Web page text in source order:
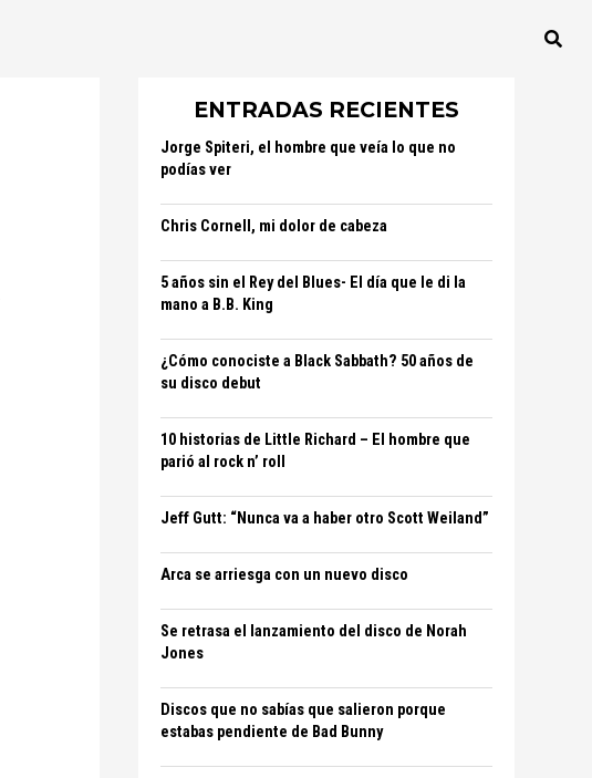
ENTRADAS RECIENTES
Jorge Spiteri, el hombre que veía lo que no
podías ver
Chris Cornell, mi dolor de cabeza
5 años sin el Rey del Blues- El día que le di la
mano a B.B. King
¿Cómo conociste a Black Sabbath? 50 años de
su disco debut
10 historias de Little Richard – El hombre que
parió al rock n’ roll
Jeff Gutt: “Nunca va a haber otro Scott Weiland”
Arca se arriesga con un nuevo disco
Se retrasa el lanzamiento del disco de Norah
Jones
Discos que no sabías que salieron porque
estabas pendiente de Bad Bunny